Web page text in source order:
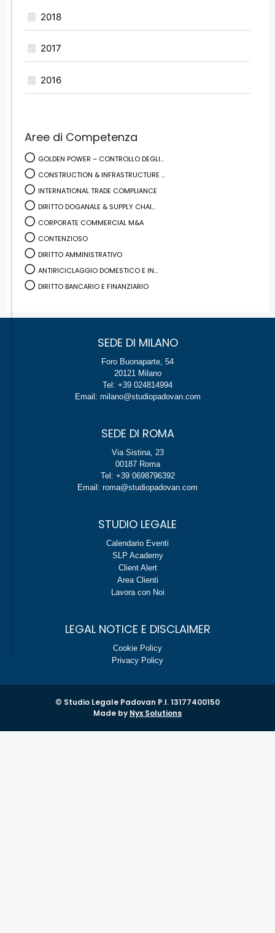
2018
2017
2016
Aree di Competenza
GOLDEN POWER – CONTROLLO DEGLI...
CONSTRUCTION & INFRASTRUCTURE ...
INTERNATIONAL TRADE COMPLIANCE
DIRITTO DOGANALE & SUPPLY CHAI...
CORPORATE COMMERCIAL M&A
CONTENZIOSO
DIRITTO AMMINISTRATIVO
ANTIRICICLAGGIO DOMESTICO E IN...
DIRITTO BANCARIO E FINANZIARIO
SEDE DI MILANO
Foro Buonaparte, 54
20121 Milano
Tel: +39 024814994
Email: milano@studiopadovan.com
SEDE DI ROMA
Via Sistina, 23
00187 Roma
Tel: +39 0698796392
Email: roma@studiopadovan.com
STUDIO LEGALE
Calendario Eventi
SLP Academy
Client Alert
Area Clienti
Lavora con Noi
LEGAL NOTICE E DISCLAIMER
Cookie Policy
Privacy Policy
© Studio Legale Padovan P.I. 13177400150
Made by Nyx Solutions